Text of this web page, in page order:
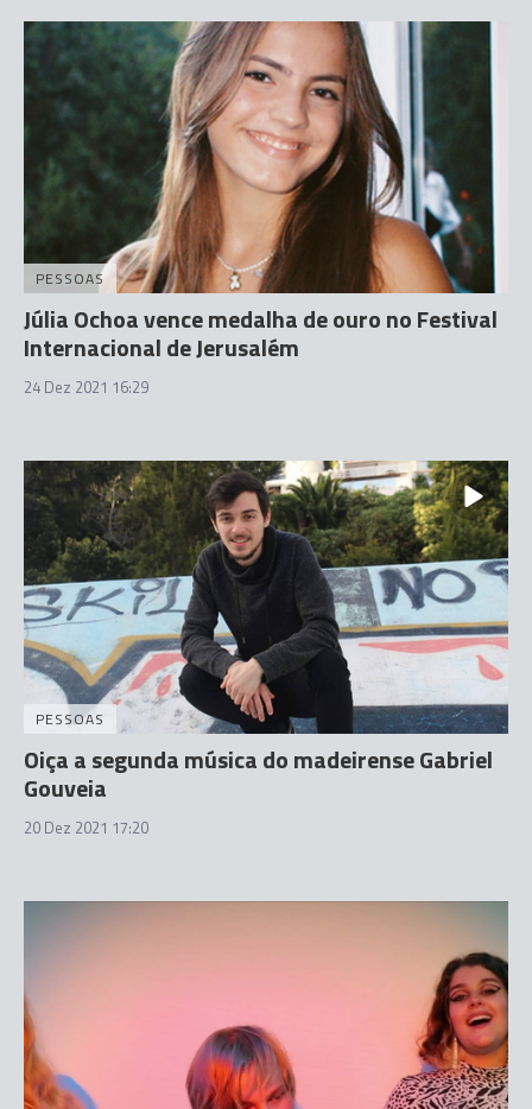
PESSOAS
Júlia Ochoa vence medalha de ouro no Festival
Internacional de Jerusalém
24 Dez 2021 16:29
PESSOAS
Oiça a segunda música do madeirense Gabriel
Gouveia
20 Dez 2021 17:20